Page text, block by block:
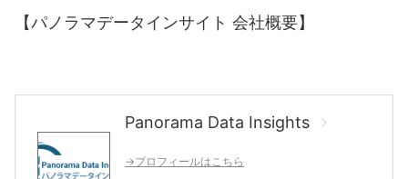
【パノラマデータインサイト 会社概要】
Panorama Data Insights
→プロフィールはこちら